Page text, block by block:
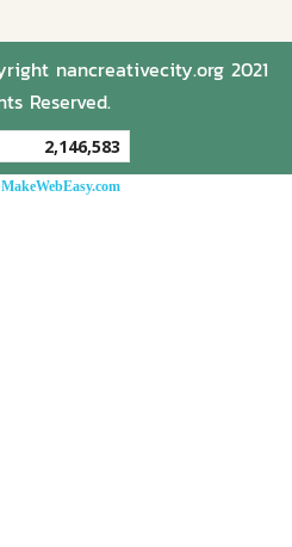
nancreativecity.org 2021
Reserved.
1
MakeWebEasy.com